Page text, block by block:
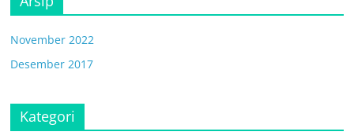
November 2022
Desember 2017
Kategori